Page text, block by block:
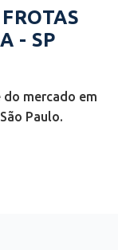
- SP
mercado em
Paulo.